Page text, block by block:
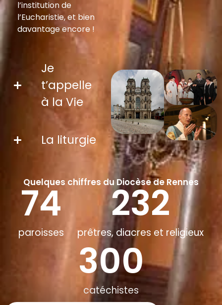
l’institution de
l’Eucharistie, et bien
davantage encore !
Je
t’appelle
à la Vie
La liturgie
Quelques chiffres du Diocèse de Rennes
paroisses
74
prêtres, diacres et religieux
232
catéchistes
300